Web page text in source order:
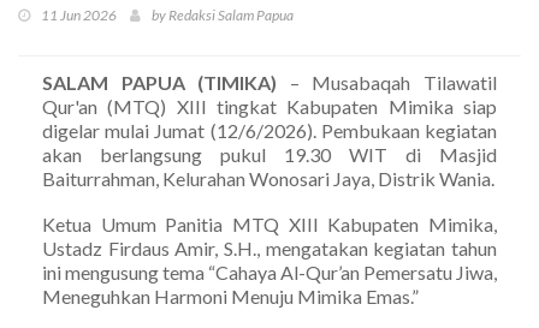
11 Jun 2026 by Redaksi Salam Papua
SALAM PAPUA (TIMIKA) – Musabaqah Tilawatil
Qur'an (MTQ) XIII tingkat Kabupaten Mimika siap
digelar mulai Jumat (12/6/2026). Pembukaan kegiatan
akan berlangsung pukul 19.30 WIT di Masjid
Baiturrahman, Kelurahan Wonosari Jaya, Distrik Wania.
Ketua Umum Panitia MTQ XIII Kabupaten Mimika,
Ustadz Firdaus Amir, S.H., mengatakan kegiatan tahun
ini mengusung tema “Cahaya Al-Qur’an Pemersatu Jiwa,
Meneguhkan Harmoni Menuju Mimika Emas.”